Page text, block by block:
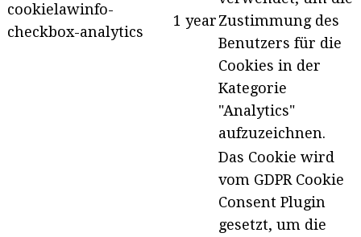
cookielawinfo-
checkbox-analytics
1 yearZustimmung des
Benutzers für die
Cookies in der
Kategorie
"Analytics"
aufzuzeichnen.
Das Cookie wird
vom GDPR Cookie
Consent Plugin
gesetzt, um die